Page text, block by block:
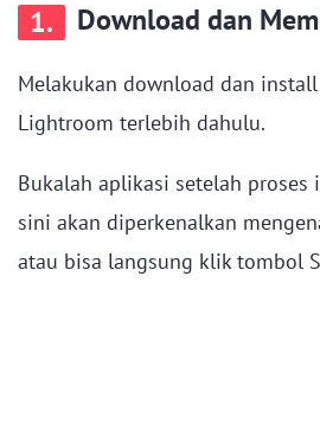
1. Download dan
Melakukan download dan
Lightroom terlebih dahulu.
Bukalah aplikasi setelah proses
sini akan diperkenalkan
atau bisa langsung klik tombol